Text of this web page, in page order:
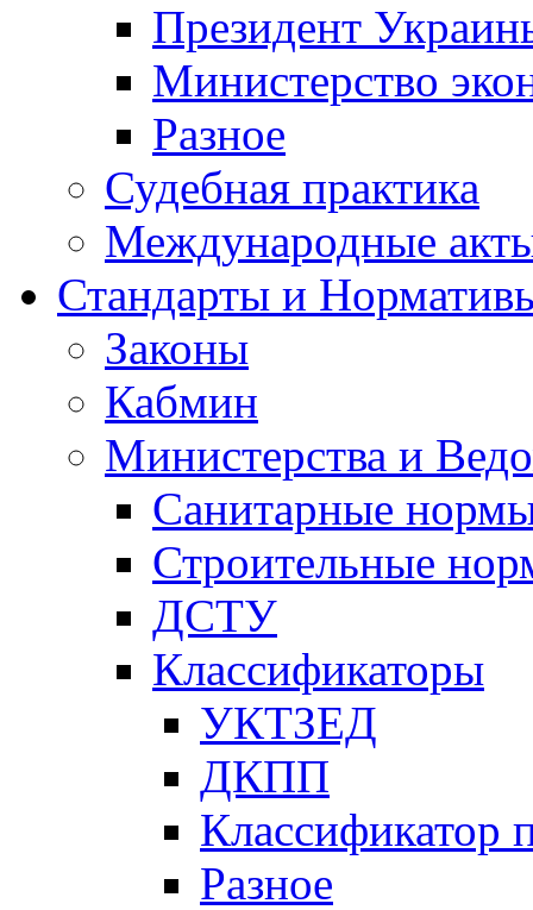
Президент
Министерство
Разное
Судебная практика
Международные
Стандарты и
Законы
Кабмин
Министерства и
Санитарные
Строительные
ДСТУ
Классификаторы
УКТЗЕД
ДКПП
Классификатор
Разное